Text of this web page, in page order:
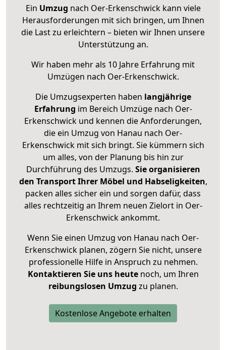
Ein Umzug nach Oer-Erkenschwick kann viele
Herausforderungen mit sich bringen, um Ihnen
die Last zu erleichtern – bieten wir Ihnen unsere
Unterstützung an.
Wir haben mehr als 10 Jahre Erfahrung mit
Umzügen nach Oer-Erkenschwick.
Die Umzugsexperten haben langjährige
Erfahrung im Bereich Umzüge nach Oer-
Erkenschwick und kennen die Anforderungen,
die ein Umzug von Hanau nach Oer-
Erkenschwick mit sich bringt. Sie kümmern sich
um alles, von der Planung bis hin zur
Durchführung des Umzugs. Sie organisieren
den Transport Ihrer Möbel und Habseligkeiten,
packen alles sicher ein und sorgen dafür, dass
alles rechtzeitig an Ihrem neuen Zielort in Oer-
Erkenschwick ankommt.
Wenn Sie einen Umzug von Hanau nach Oer-
Erkenschwick planen, zögern Sie nicht, unsere
professionelle Hilfe in Anspruch zu nehmen.
Kontaktieren Sie uns heutenoch, um Ihren
reibungslosen Umzug zu planen.
Kostenlose Angebote erhalten